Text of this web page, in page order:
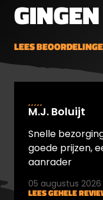
loop van een
Sucolin voor
LEES
M.J. Boluijt
Snelle
goede prijzen,
aanrader
LEES GEHELE
05 augustus 2026